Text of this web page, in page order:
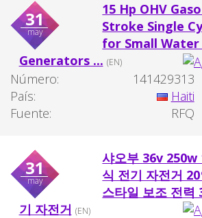
31
may
15 Hp OHV
Stroke Single
for Small Water
Generators ... (EN)
Número:
141429313
País:
Haiti
Fuente:
RFQ
31
may
샤오부 36v 250w
식 전기 자전거
스타일 보조 전력
기 자전거 (EN)